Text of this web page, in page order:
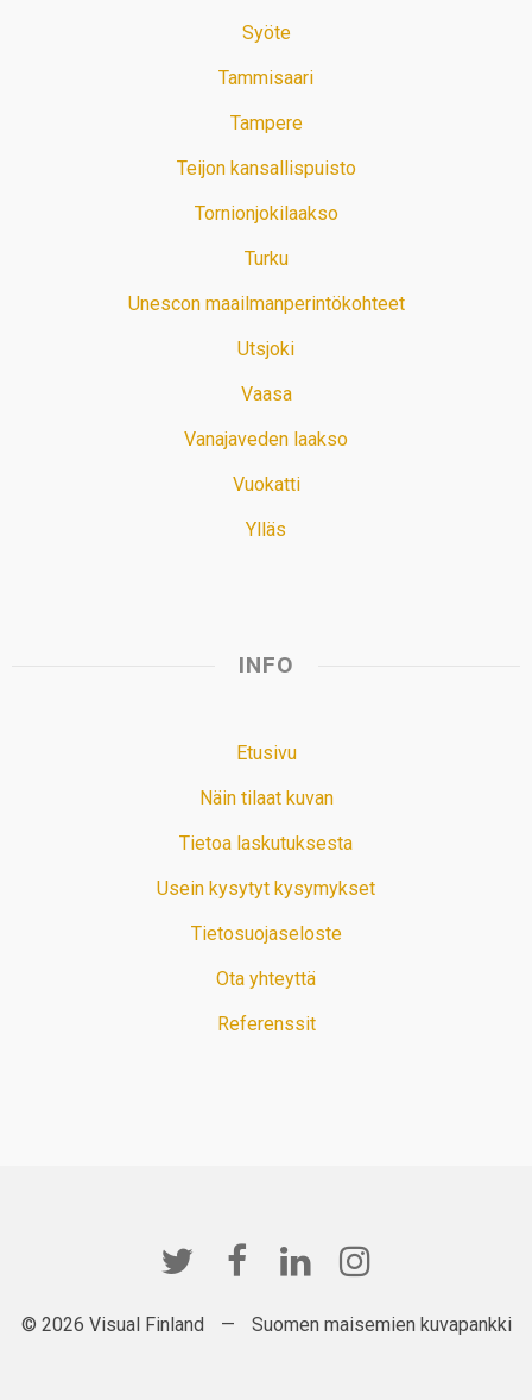
Syöte
Tammisaari
Tampere
Teijon kansallispuisto
Tornionjokilaakso
Turku
Unescon maailmanperintökohteet
Utsjoki
Vaasa
Vanajaveden laakso
Vuokatti
Ylläs
INFO
Etusivu
Näin tilaat kuvan
Tietoa laskutuksesta
Usein kysytyt kysymykset
Tietosuojaseloste
Ota yhteyttä
Referenssit
© 2026 Visual Finland — Suomen maisemien kuvapankki